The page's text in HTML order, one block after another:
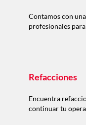
Contamos con
profesionales
Refacciones
Encuentra
continuar tu